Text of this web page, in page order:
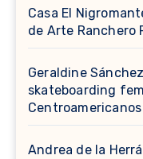
Casa El
de Arte Ranchero
Geraldine
skateboarding
Andrea de la